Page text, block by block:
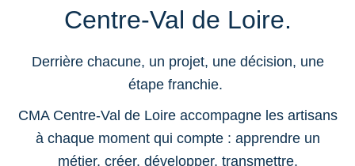
Centre-Val de Loire.
Derrière chacune, un projet, une décision, une
étape franchie.
CMA Centre-Val de Loire accompagne les artisans
à chaque moment qui compte : apprendre un
métier, créer, développer, transmettre.